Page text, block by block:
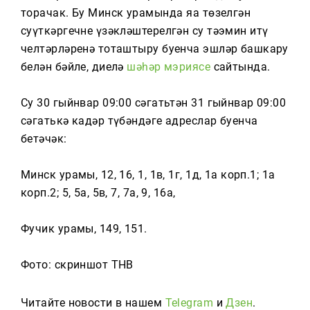
торачак. Бу Минск урамында яңа төзелгән
суүткәргечне үзәкләштерелгән су тәэмин итү
челтәрләренә тоташтыру буенча эшләр башкару
белән бәйле, диелә шәһәр мэриясе сайтында.
Су 30 гыйнвар 09:00 сәгатьтән 31 гыйнвар 09:00
сәгатькә кадәр түбәндәге адреслар буенча
бетәчәк:
Минск урамы, 12, 16, 1, 1в, 1г, 1д, 1а корп.1; 1а
корп.2; 5, 5а, 5в, 7, 7а, 9, 16а,
Фучик урамы, 149, 151.
Фото: скриншот ТНВ
Читайте новости в нашем Telegram иДзен.